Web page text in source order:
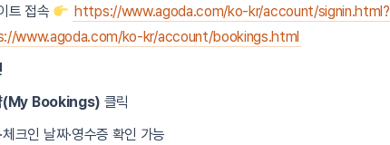
트 접속
https://www.agoda.com/ko-kr/account/signin.html?
www.agoda.com/ko-kr/account/bookings.html
(My Bookings) 클릭
체크인 날짜·영수증 확인 가능